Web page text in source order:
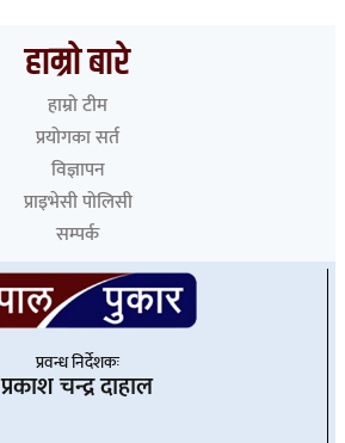
हाम्रो बारे
हाम्रो टीम
प्रयोगका सर्त
विज्ञापन
प्राइभेसी पोलिसी
सम्पर्क
प्रवन्ध निर्देशकः
प्रकाश चन्द्र दाहाल